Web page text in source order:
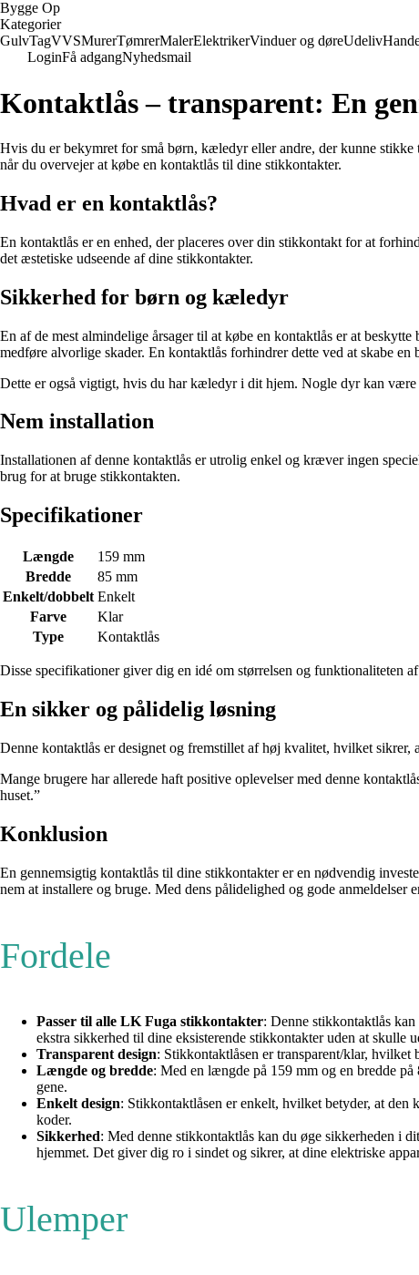
Bygge Op
Kategorier
GulvTagVVSMurerTømrerMalerElektrikerVinduer og døreUdeliv
LoginFå adgangNyhedsmail
Kontaktlås – transparent: En
Hvis du er bekymret for små børn, kæledyr eller andre, der kunne
når du overvejer at købe en kontaktlås til dine stikkontakter.
Hvad er en kontaktlås?
En kontaktlås er en enhed, der placeres over din stikkontakt for at
det æstetiske udseende af dine stikkontakter.
Sikkerhed for børn og kæledyr
En af de mest almindelige årsager til at købe en kontaktlås er at
medføre alvorlige skader. En kontaktlås forhindrer dette ved at skabe
Dette er også vigtigt, hvis du har kæledyr i dit hjem. Nogle dyr kan
Nem installation
Installationen af denne kontaktlås er utrolig enkel og kræver ingen
brug for at bruge stikkontakten.
Specifikationer
Længde
159 mm
Bredde
85 mm
Enkelt/dobbelt Enkelt
Farve
Klar
Type
Kontaktlås
Disse specifikationer giver dig en idé om størrelsen og funktionaliteten
En sikker og pålidelig løsning
Denne kontaktlås er designet og fremstillet af høj kvalitet, hvilket
Mange brugere har allerede haft positive oplevelser med denne
huset.”
Konklusion
En gennemsigtig kontaktlås til dine stikkontakter er en nødvendig
nem at installere og bruge. Med dens pålidelighed og gode
Fordele
Passer til alle LK Fuga stikkontakter: Denne stikkontaktlås
ekstra sikkerhed til dine eksisterende stikkontakter uden at skulle
Transparent design: Stikkontaktlåsen er transparent/klar,
Længde og bredde: Med en længde på 159 mm og en bredde
gene.
Enkelt design: Stikkontaktlåsen er enkelt, hvilket betyder, at
koder.
Sikkerhed: Med denne stikkontaktlås kan du øge sikkerheden i
hjemmet. Det giver dig ro i sindet og sikrer, at dine elektriske
Ulemper